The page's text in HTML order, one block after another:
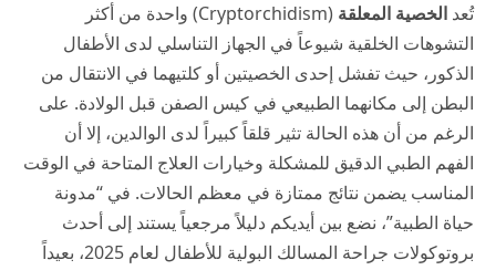
تُعد الخصية المعلقة
(Cryptorchidism) واحدة من أكثر
التشوهات الخلقية شيوعاً في الجهاز التناسلي لدى الأطفال
الذكور، حيث تفشل إحدى الخصيتين أو كلتيهما في الانتقال من
البطن إلى مكانهما الطبيعي في كيس الصفن قبل الولادة. على
الرغم من أن هذه الحالة تثير قلقاً كبيراً لدى الوالدين، إلا أن
الفهم الطبي الدقيق للمشكلة وخيارات العلاج المتاحة في الوقت
المناسب يضمن نتائج ممتازة في معظم الحالات. في “مدونة
حياة الطبية”، نضع بين أيديكم دليلاً مرجعياً يستند إلى أحدث
بروتوكولات جراحة المسالك البولية للأطفال لعام 2025، بعيداً